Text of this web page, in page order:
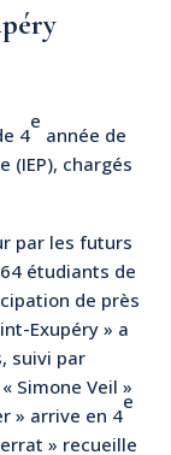
4
e
année de
(IEP), chargés
par les futurs
étudiants de
de près
Exupéry » a
suivi par
Simone Veil »
» arrive en 4
e
» recueille